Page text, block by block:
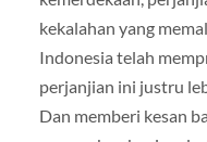
kekalahan yang
Indonesia telah
perjanjian ini justru
Dan memberi kesan